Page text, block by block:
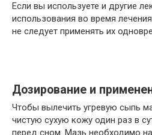
Если вы используете и другие
использования во время
не следует применять их
Дозирование и
Чтобы вылечить угревую сыпь
чистую сухую кожу один раз в
перед сном. Мазь необходимо